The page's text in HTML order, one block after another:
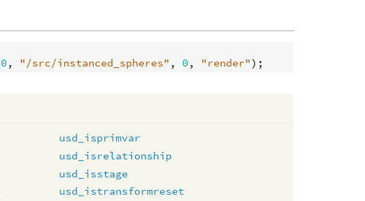
0 , "/src/instanced_spheres" , 0 , "render"
usd_isprimvar
usd_isrelationship
usd_isstage
usd_istransformreset